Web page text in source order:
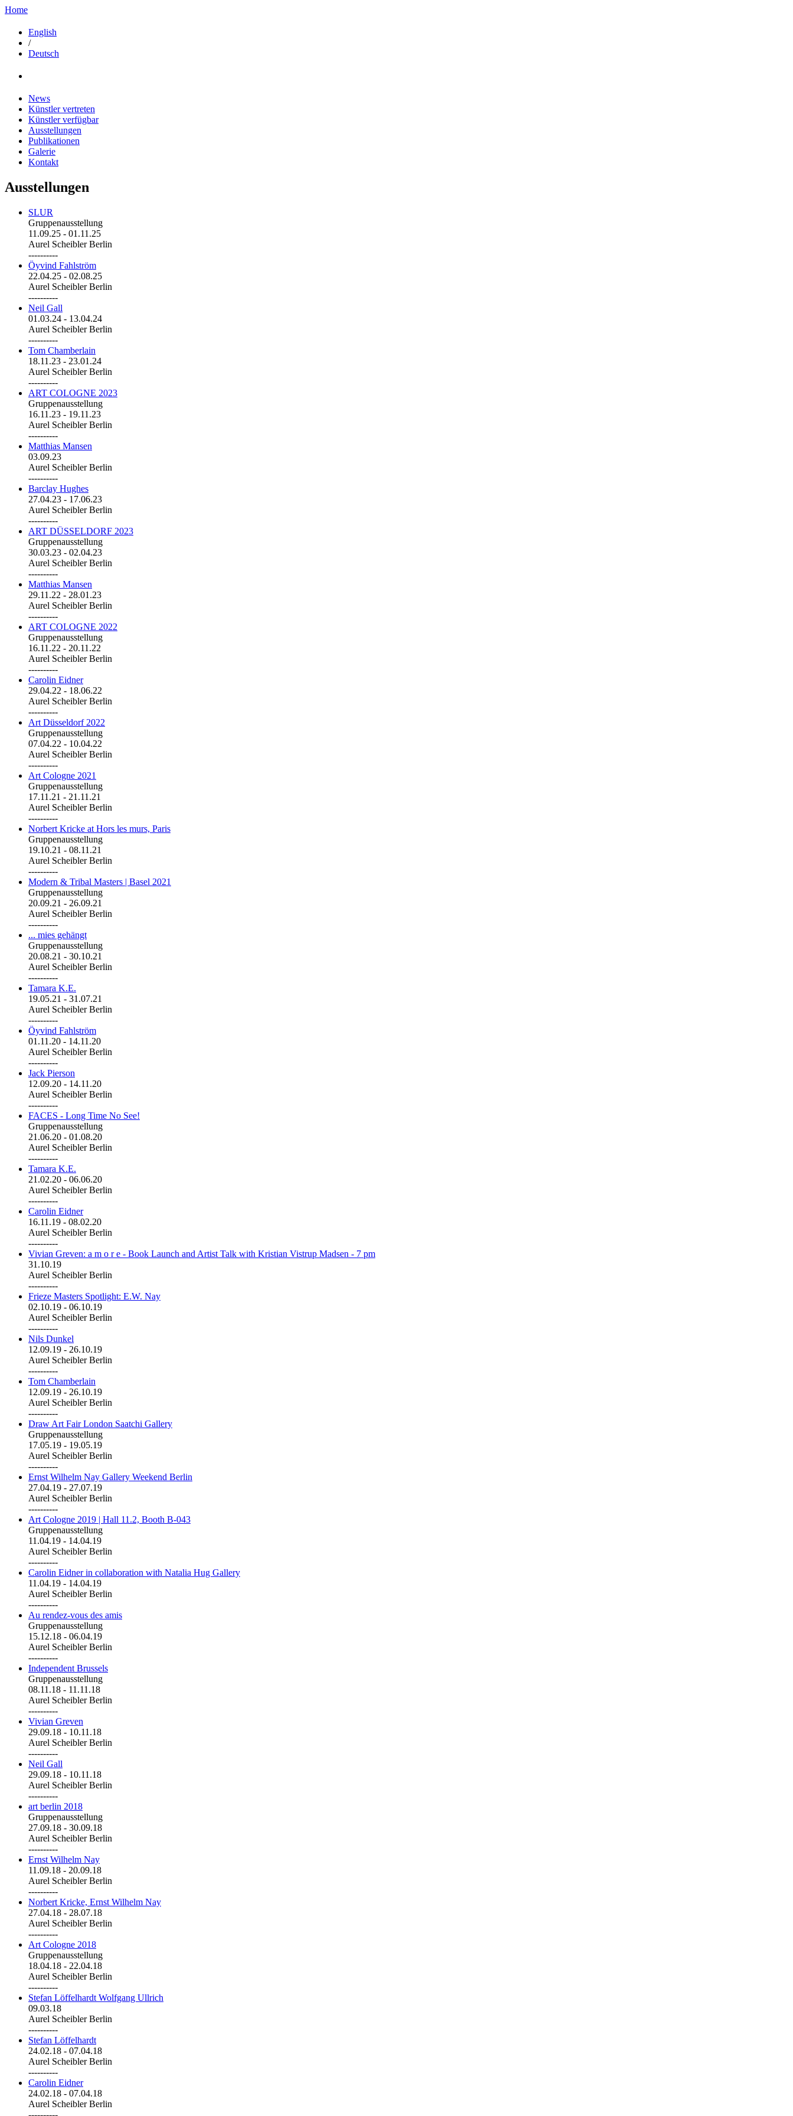
Home
English
/
Deutsch
News
Künstler vertreten
Künstler verfügbar
Ausstellungen
Publikationen
Galerie
Kontakt
Ausstellungen
SLUR
Gruppenausstellung
11.09.25 - 01.11.25
Aurel Scheibler Berlin
----------
Öyvind Fahlström
22.04.25 - 02.08.25
Aurel Scheibler Berlin
----------
Neil Gall
01.03.24 - 13.04.24
Aurel Scheibler Berlin
----------
Tom Chamberlain
18.11.23 - 23.01.24
Aurel Scheibler Berlin
----------
ART COLOGNE 2023
Gruppenausstellung
16.11.23 - 19.11.23
Aurel Scheibler Berlin
----------
Matthias Mansen
03.09.23
Aurel Scheibler Berlin
----------
Barclay Hughes
27.04.23 - 17.06.23
Aurel Scheibler Berlin
----------
ART DÜSSELDORF 2023
Gruppenausstellung
30.03.23 - 02.04.23
Aurel Scheibler Berlin
----------
Matthias Mansen
29.11.22 - 28.01.23
Aurel Scheibler Berlin
----------
ART COLOGNE 2022
Gruppenausstellung
16.11.22 - 20.11.22
Aurel Scheibler Berlin
----------
Carolin Eidner
29.04.22 - 18.06.22
Aurel Scheibler Berlin
----------
Art Düsseldorf 2022
Gruppenausstellung
07.04.22 - 10.04.22
Aurel Scheibler Berlin
----------
Art Cologne 2021
Gruppenausstellung
17.11.21 - 21.11.21
Aurel Scheibler Berlin
----------
Norbert Kricke at Hors les murs, Paris
Gruppenausstellung
19.10.21 - 08.11.21
Aurel Scheibler Berlin
----------
Modern & Tribal Masters | Basel 2021
Gruppenausstellung
20.09.21 - 26.09.21
Aurel Scheibler Berlin
----------
... mies gehängt
Gruppenausstellung
20.08.21 - 30.10.21
Aurel Scheibler Berlin
----------
Tamara K.E.
19.05.21 - 31.07.21
Aurel Scheibler Berlin
----------
Öyvind Fahlström
01.11.20 - 14.11.20
Aurel Scheibler Berlin
----------
Jack Pierson
12.09.20 - 14.11.20
Aurel Scheibler Berlin
----------
FACES - Long Time No See!
Gruppenausstellung
21.06.20 - 01.08.20
Aurel Scheibler Berlin
----------
Tamara K.E.
21.02.20 - 06.06.20
Aurel Scheibler Berlin
----------
Carolin Eidner
16.11.19 - 08.02.20
Aurel Scheibler Berlin
----------
Vivian Greven: a m o r e - Book Launch and Artist Talk with Kristian Vistrup Madsen - 7 pm
31.10.19
Aurel Scheibler Berlin
----------
Frieze Masters Spotlight: E.W. Nay
02.10.19 - 06.10.19
Aurel Scheibler Berlin
----------
Nils Dunkel
12.09.19 - 26.10.19
Aurel Scheibler Berlin
----------
Tom Chamberlain
12.09.19 - 26.10.19
Aurel Scheibler Berlin
----------
Draw Art Fair London Saatchi Gallery
Gruppenausstellung
17.05.19 - 19.05.19
Aurel Scheibler Berlin
----------
Ernst Wilhelm Nay Gallery Weekend Berlin
27.04.19 - 27.07.19
Aurel Scheibler Berlin
----------
Art Cologne 2019 | Hall 11.2, Booth B-043
Gruppenausstellung
11.04.19 - 14.04.19
Aurel Scheibler Berlin
----------
Carolin Eidner in collaboration with Natalia Hug Gallery
11.04.19 - 14.04.19
Aurel Scheibler Berlin
----------
Au rendez-vous des amis
Gruppenausstellung
15.12.18 - 06.04.19
Aurel Scheibler Berlin
----------
Independent Brussels
Gruppenausstellung
08.11.18 - 11.11.18
Aurel Scheibler Berlin
----------
Vivian Greven
29.09.18 - 10.11.18
Aurel Scheibler Berlin
----------
Neil Gall
29.09.18 - 10.11.18
Aurel Scheibler Berlin
----------
art berlin 2018
Gruppenausstellung
27.09.18 - 30.09.18
Aurel Scheibler Berlin
----------
Ernst Wilhelm Nay
11.09.18 - 20.09.18
Aurel Scheibler Berlin
----------
Norbert Kricke, Ernst Wilhelm Nay
27.04.18 - 28.07.18
Aurel Scheibler Berlin
----------
Art Cologne 2018
Gruppenausstellung
18.04.18 - 22.04.18
Aurel Scheibler Berlin
----------
Stefan Löffelhardt Wolfgang Ullrich
09.03.18
Aurel Scheibler Berlin
----------
Stefan Löffelhardt
24.02.18 - 07.04.18
Aurel Scheibler Berlin
----------
Carolin Eidner
24.02.18 - 07.04.18
Aurel Scheibler Berlin